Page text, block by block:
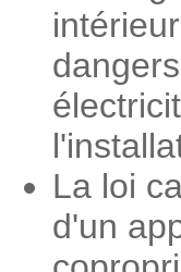
La loi
d'un